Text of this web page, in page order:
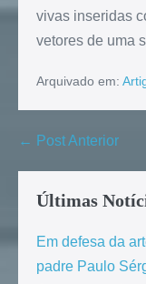
vivas inseridas
vetores de uma
Arquivado em:
← Post Anterior
Últimas
Em defesa da
padre Paulo